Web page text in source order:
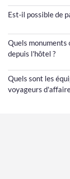
Est-il possible de
Quels
depuis l'hôtel ?
Quels sont les
voyageurs